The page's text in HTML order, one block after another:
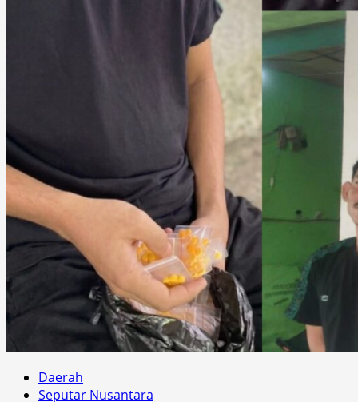
Daerah
Seputar Nusantara